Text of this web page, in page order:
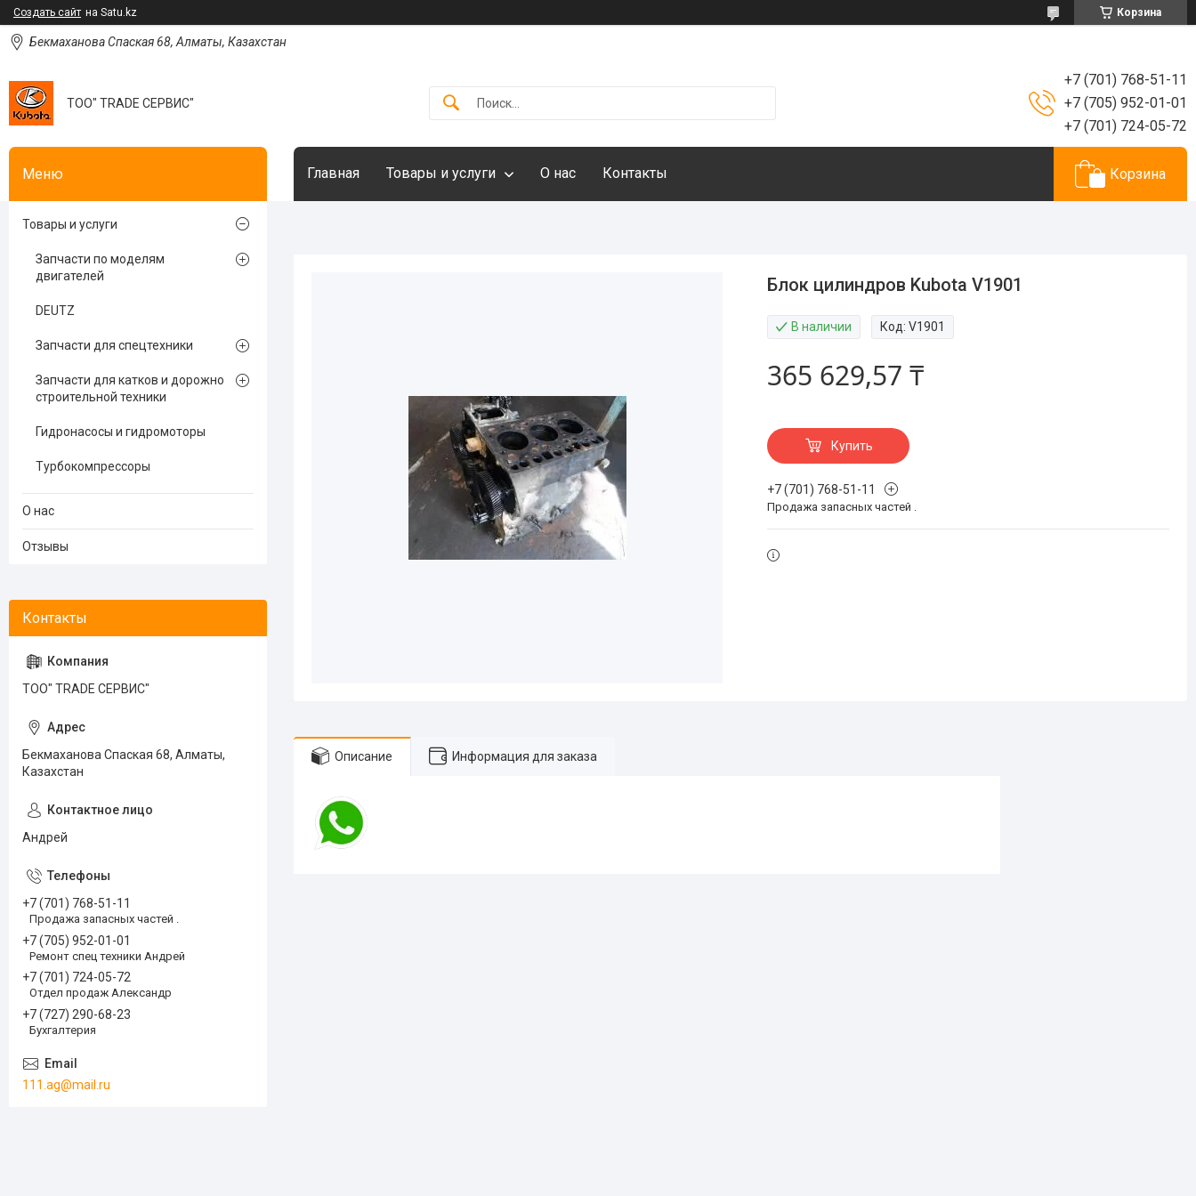
Создать сайт на Satu.kz Корзина
Бекмаханова Спаская 68, Алматы, Казахстан
ТОО" TRADE СЕРВИС"
+7 (701) 768-51-11
+7 (705) 952-01-01
+7 (701) 724-05-72
Главная Товары и услуги О нас Контакты Корзина
Блок цилиндров Kubota V1901
В наличии Код:V1901
365 629,57 ₸
Купить
+7 (701) 768-51-11
Продажа запасных частей .
Описание Информация для заказа
Товары и услуги
Запчасти по моделям
двигателей
DEUTZ
Запчасти для спецтехники
Запчасти для катков и дорожно
строительной техники
Гидронасосы и гидромоторы
Турбокомпрессоры
О нас
Отзывы
ТОО" TRADE СЕРВИС"
Бекмаханова Спаская 68, Алматы,
Казахстан
Андрей
+7 (701) 768-51-11
Продажа запасных частей .
+7 (705) 952-01-01
Ремонт спец техники Андрей
+7 (701) 724-05-72
Отдел продаж Александр
+7 (727) 290-68-23
Бухгалтерия
111.ag@mail.ru